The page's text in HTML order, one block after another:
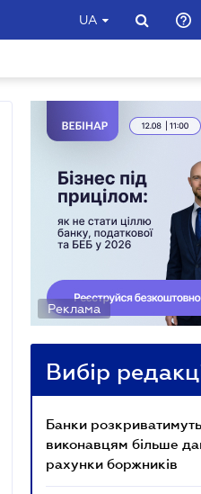
UA
Реклама
Вибір
Банки розкриватимуть
виконавцям більше
рахунки боржників